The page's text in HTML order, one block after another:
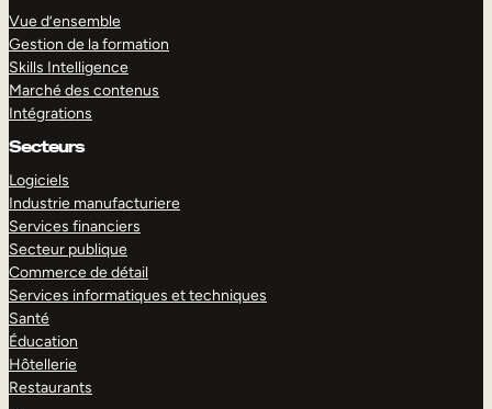
Vue d’ensemble
Gestion de la formation
Skills Intelligence
Marché des contenus
Intégrations
Secteurs
Logiciels
Industrie manufacturiere
Services financiers
Secteur publique
Commerce de détail
Services informatiques et techniques
Santé
Éducation
Hôtellerie
Restaurants